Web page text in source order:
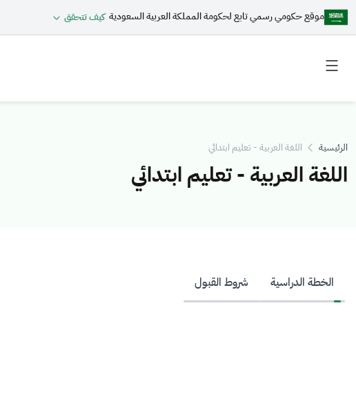
موقع حكومي رسمي تابع لحكومة المملكة العربية السعودية كيف تتحقق
Toggle
menu
Toggle
menu
الرئيسية اللغة العربية - تعليم ابتدائي
اللغة العربية - تعليم ابتدائي
الخطة الدراسية شروط القبول